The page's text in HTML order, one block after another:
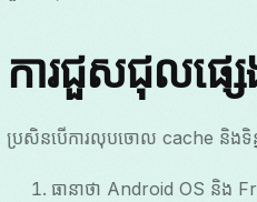
ការជួសជុលផ្សេ
ប្រសិនបើការលុបចោល cache និងទិន្
ធានាថា Android OS និង